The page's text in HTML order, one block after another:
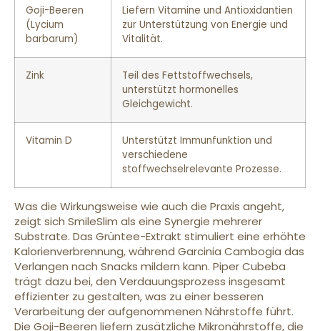
Goji-Beeren
(Lycium
barbarum)
Liefern Vitamine und Antioxidantien
zur Unterstützung von Energie und
Vitalität.
Zink
Teil des Fettstoffwechsels,
unterstützt hormonelles
Gleichgewicht.
Vitamin D
Unterstützt Immunfunktion und
verschiedene
stoffwechselrelevante Prozesse.
Was die Wirkungsweise wie auch die Praxis angeht,
zeigt sich SmileSlim als eine Synergie mehrerer
Substrate. Das Grüntee-Extrakt stimuliert eine erhöhte
Kalorienverbrennung, während Garcinia Cambogia das
Verlangen nach Snacks mildern kann. Piper Cubeba
trägt dazu bei, den Verdauungsprozess insgesamt
effizienter zu gestalten, was zu einer besseren
Verarbeitung der aufgenommenen Nährstoffe führt.
Die Goji-Beeren liefern zusätzliche Mikronährstoffe, die